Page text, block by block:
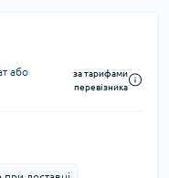
або
за тарифами
перевізника